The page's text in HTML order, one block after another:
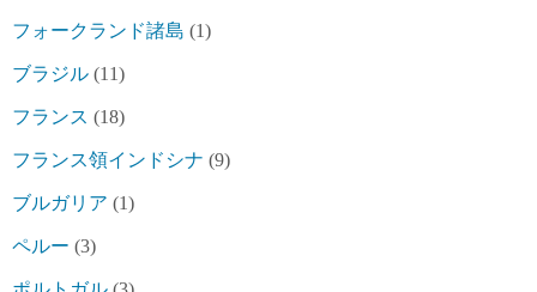
フォークランド諸島 (1)
ブラジル (11)
フランス (18)
フランス領インドシナ (9)
ブルガリア (1)
ペルー (3)